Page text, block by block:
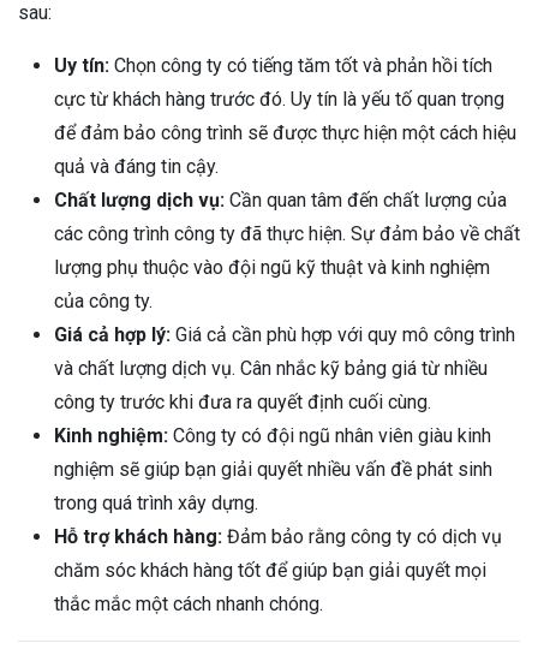
sau:
Uy tín: Chọn công ty có tiếng tăm tốt và phản hồi tích
cực từ khách hàng trước đó. Uy tín là yếu tố quan trọng
để đảm bảo công trình sẽ được thực hiện một cách hiệu
quả và đáng tin cậy.
Chất lượng dịch vụ: Cần quan tâm đến chất lượng của
các công trình công ty đã thực hiện. Sự đảm bảo về chất
lượng phụ thuộc vào đội ngũ kỹ thuật và kinh nghiệm
của công ty.
Giá cả hợp lý: Giá cả cần phù hợp với quy mô công trình
và chất lượng dịch vụ. Cân nhắc kỹ bảng giá từ nhiều
công ty trước khi đưa ra quyết định cuối cùng.
Kinh nghiệm: Công ty có đội ngũ nhân viên giàu kinh
nghiệm sẽ giúp bạn giải quyết nhiều vấn đề phát sinh
trong quá trình xây dựng.
Hỗ trợ khách hàng: Đảm bảo rằng công ty có dịch vụ
chăm sóc khách hàng tốt để giúp bạn giải quyết mọi
thắc mắc một cách nhanh chóng.